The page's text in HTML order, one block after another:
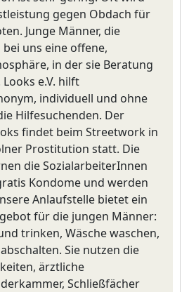
gegen Obdach für
Junge Männer, die
uns eine offene,
in der sie Beratung
e.V. hilft
individuell und ohne
Hilfesuchenden. Der
findet beim Streetwork in
Prostitution statt. Die
die SozialarbeiterInnen
Kondome und werden
Anlaufstelle bietet ein
für die jungen Männer:
trinken, Wäsche waschen,
Sie nutzen die
ärztliche
Schließfächer